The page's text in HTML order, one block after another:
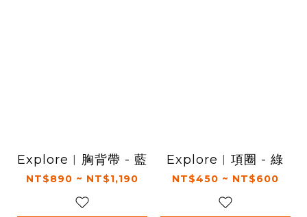
Explore︱胸背帶 - 藍
NT$890 ~ NT$1,190
Explore︱項圈 - 綠
NT$450 ~ NT$600